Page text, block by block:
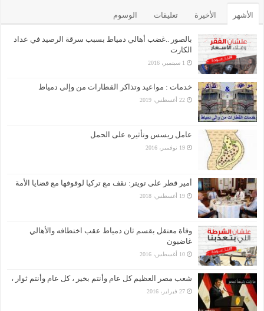
الأشهر الأخيرة تعليقات الوسوم
بالصور ..غضب أهالي دمياط بسبب سرقة الرصيد في عداد
الكارت
1 سبتمبر، 2016
خدمات : مواعيد وتذاكر القطارات من وإلى دمياط
22 أغسطس، 2019
عامل ريسس وتأثيره على الحمل
19 نوفمبر، 2016
أمير قطر على تويتر: نقف مع تركيا لوقوفها مع قضايا الأمة
19 أغسطس، 2018
وفاة معتقل بقسم ثان دمياط عقب اختطافه والأهالي
غاضبون
10 أغسطس، 2016
شعب مصر العظيم كل عام وأنتم بخير ، كل عام وأنتم ثوار ،
27 فبراير، 2016